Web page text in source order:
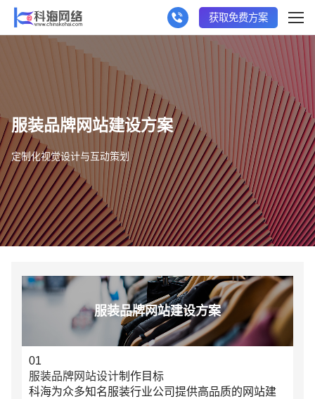
获取免费方案
服装品牌网站建设方案
定制化视觉设计与互动策划
服装品牌网站建设方案
01
服装品牌网站设计制作目标
科海为众多知名服装行业公司提供高品质的网站建